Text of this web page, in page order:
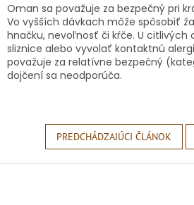
Oman sa považuje za bezpečný pri
Vo vyšších dávkach môže spôsobiť
hnačku, nevoľnosť či kŕče. U citlivých
sliznice alebo vyvolať kontaktnú
považuje za relatívne bezpečný
dojčení sa neodporúča.
PREDCHÁDZAJÚCI ČLÁNOK
Z